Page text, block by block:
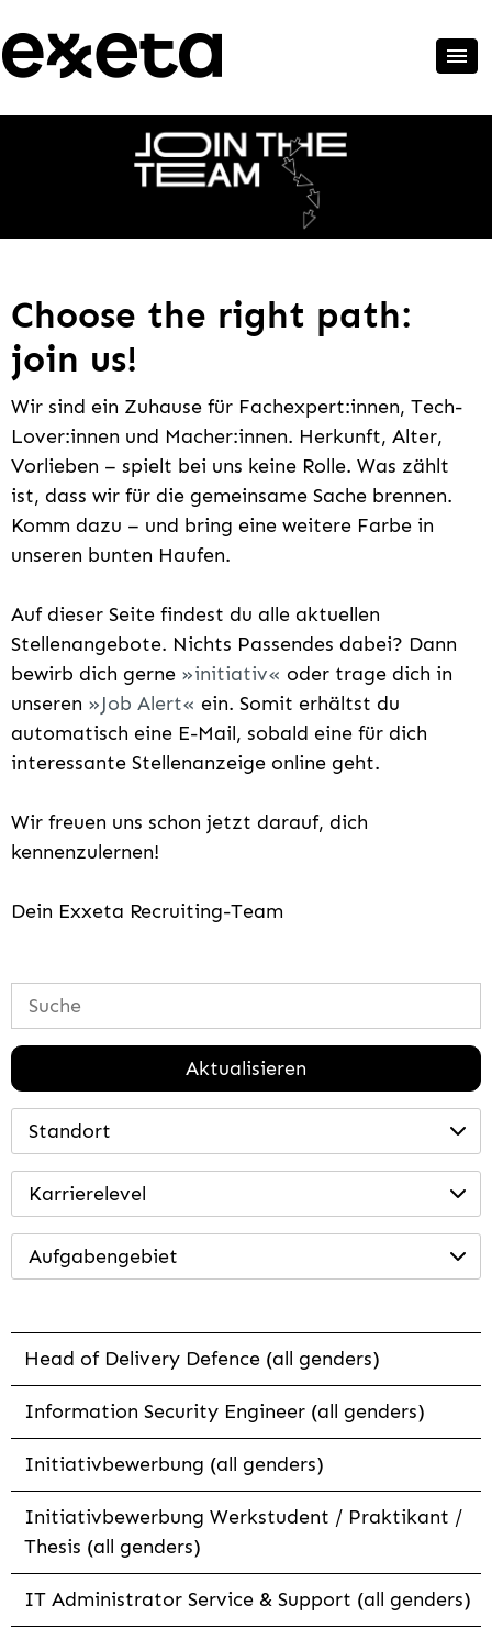
Choose the right path:
join us!
Wir sind ein Zuhause für Fachexpert:innen, Tech-
Lover:innen und Macher:innen. Herkunft, Alter,
Vorlieben – spielt bei uns keine Rolle. Was zählt
ist, dass wir für die gemeinsame Sache brennen.
Komm dazu – und bring eine weitere Farbe in
unseren bunten Haufen.
Auf dieser Seite findest du alle aktuellen
Stellenangebote. Nichts Passendes dabei? Dann
bewirb dich gerne
initiativ
oder trage dich in
unseren
Job Alert
ein. Somit erhältst du
automatisch eine E-Mail, sobald eine für dich
interessante Stellenanzeige online geht.
Wir freuen uns schon jetzt darauf, dich
kennenzulernen!
Dein Exxeta Recruiting-Team
Aktualisieren
Standort
Karrierelevel
Aufgabengebiet
Head of Delivery Defence (all genders)
Information Security Engineer (all genders)
Initiativbewerbung (all genders)
Initiativbewerbung Werkstudent / Praktikant /
Thesis (all genders)
IT Administrator Service & Support (all genders)